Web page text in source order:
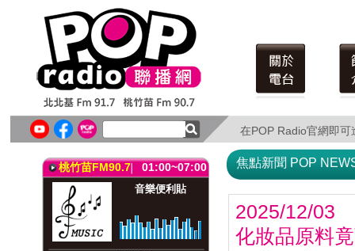
在POP Radio官網即
在POP Radio官網即
北北基FM91.701:00~07:00
音樂便利貼
Music all night
NEXTPOP撞新聞
桃竹苗FM90.701:00~07:00
音樂便利貼
焦點新聞 POP
2025/12/03
化妝品原料